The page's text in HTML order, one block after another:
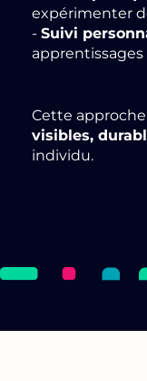
expérimenter
- Suivi
Cette
visibles,
individu.